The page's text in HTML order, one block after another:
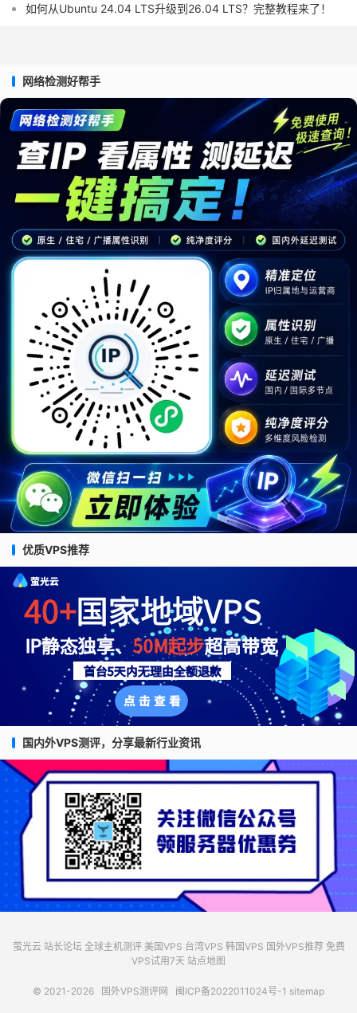
如何从Ubuntu 24.04 LTS升级到26.04 LTS？完整教程来了！
网络检测好帮手
优质VPS推荐
国内外VPS测评，分享最新行业资讯
萤光云 站长论坛 全球主机测评 美国VPS 台湾VPS 韩国VPS 国外VPS推荐 免费
VPS试用7天 站点地图
© 2021-2026 国外VPS测评网 闽ICP备2022011024号-1 sitemap